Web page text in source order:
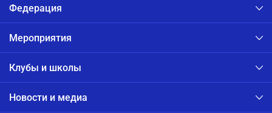
Федерация
Мероприятия
Клубы и школы
Новости и медиа